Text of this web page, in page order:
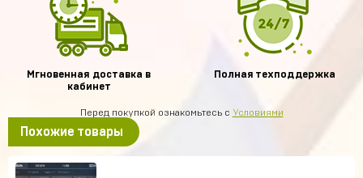
Мгновенная доставка в
кабинет
Полная техподдержка
Перед покупкой ознакомьтесь с Условиями
Похожие товары